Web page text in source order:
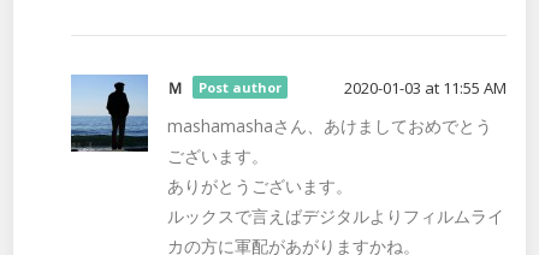
Ｍ Post author 2020-01-03 at 11:55 AM
mashamashaさん、あけましておめでとう
ございます。
ありがとうございます。
ルックスで言えばデジタルよりフィルムライ
カの方に軍配があがりますかね。